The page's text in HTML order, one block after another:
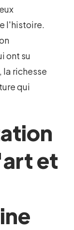
l'histoire.
ont su
richesse
qui
et